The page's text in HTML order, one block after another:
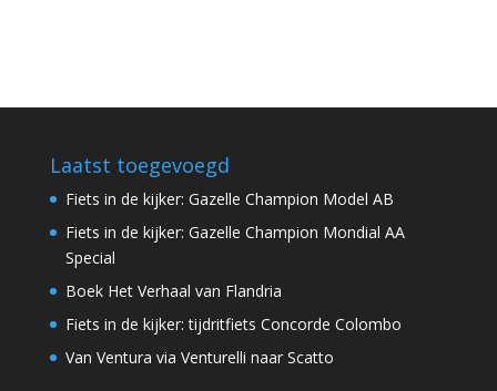
Laatst toegevoegd
Fiets in de kijker: Gazelle Champion Model AB
Fiets in de kijker: Gazelle Champion Mondial AA
Special
Boek Het Verhaal van Flandria
Fiets in de kijker: tijdritfiets Concorde Colombo
Van Ventura via Venturelli naar Scatto